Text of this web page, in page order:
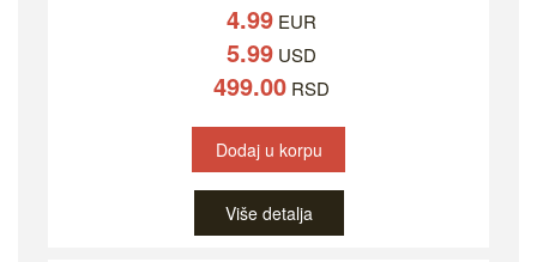
4.99 EUR
5.99 USD
499.00 RSD
Dodaj u korpu
Više detalja